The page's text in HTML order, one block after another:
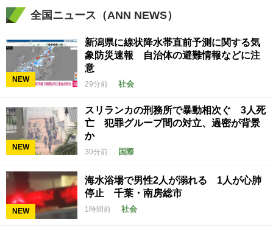
全国ニュース（ANN NEWS）
NEW
新潟県に線状降水帯直前予測に関する気
象防災速報 自治体の避難情報などに注
意
29分前 社会
NEW
スリランカの刑務所で暴動相次ぐ 3人死
亡 犯罪グループ間の対立、過密が背景
か
30分前 国際
NEW
海水浴場で男性2人が溺れる 1人が心肺
停止 千葉・南房総市
1時間前 社会